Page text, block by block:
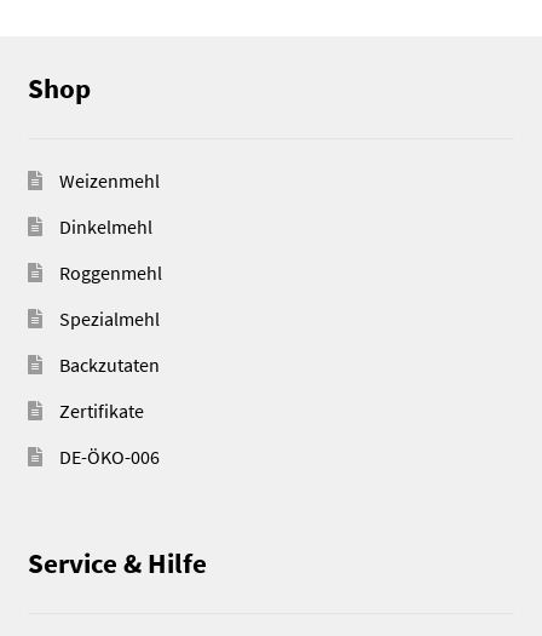
Shop
Weizenmehl
Dinkelmehl
Roggenmehl
Spezialmehl
Backzutaten
Zertifikate
DE-ÖKO-006
Service & Hilfe